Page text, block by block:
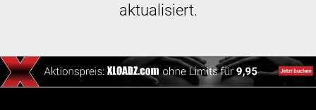
aktualisiert.